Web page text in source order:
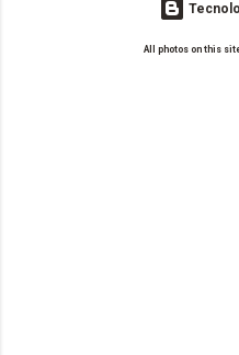
All photos on this